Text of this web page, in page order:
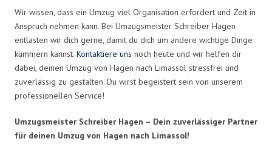
Wir wissen, dass ein Umzug viel Organisation erfordert und Zeit in
Anspruch nehmen kann. Bei Umzugsmeister Schreiber Hagen
entlasten wir dich gerne, damit du dich um andere wichtige Dinge
kümmern kannst. Kontaktiere uns noch heute und wir helfen dir
dabei, deinen Umzug von Hagen nach Limassol stressfrei und
zuverlässig zu gestalten. Du wirst begeistert sein von unserem
professionellen Service!
Umzugsmeister Schreiber Hagen – Dein zuverlässiger Partner
für deinen Umzug von Hagen nach Limassol!